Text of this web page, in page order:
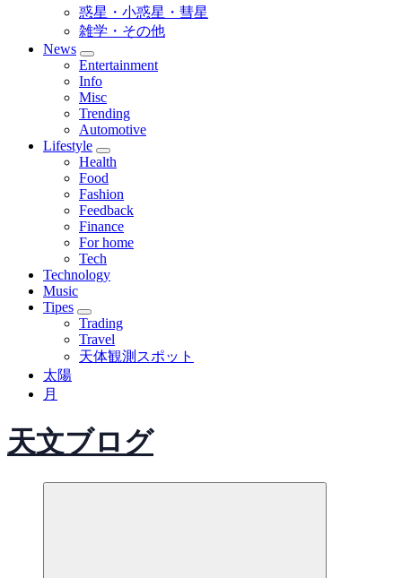
惑星・小惑星・彗星
雑学・その他
News
Entertainment
Info
Misc
Trending
Automotive
Lifestyle
Health
Food
Fashion
Feedback
Finance
For home
Tech
Technology
Music
Tipes
Trading
Travel
天体観測スポット
太陽
月
天文ブログ